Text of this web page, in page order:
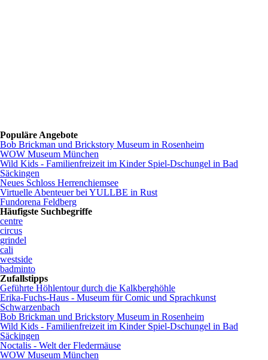
Populäre Angebote
Bob Brickman und Brickstory Museum in Rosenheim
WOW Museum München
Wild Kids - Familienfreizeit im Kinder Spiel-Dschungel in Bad
Säckingen
Neues Schloss Herrenchiemsee
Virtuelle Abenteuer bei YULLBE in Rust
Fundorena Feldberg
Häufigste Suchbegriffe
centre
circus
grindel
cali
westside
badminto
Zufallstipps
Geführte Höhlentour durch die Kalkberghöhle
Erika-Fuchs-Haus - Museum für Comic und Sprachkunst
Schwarzenbach
Bob Brickman und Brickstory Museum in Rosenheim
Wild Kids - Familienfreizeit im Kinder Spiel-Dschungel in Bad
Säckingen
Noctalis - Welt der Fledermäuse
WOW Museum München